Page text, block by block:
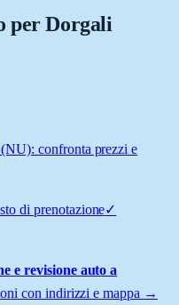
perDorgali
confronta prezzi e
di prenotazione✓
e revisione auto a
con indirizzi e mappa →